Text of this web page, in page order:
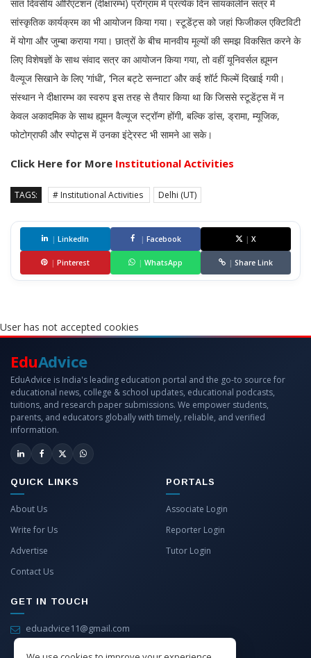
सात दिवसीय ओरिएंटशन (दीक्षारम्भ) प्रोग्राम में प्रत्येक दिन सांयकालीन सत्र में
सांस्कृतिक कार्यक्रम का भी आयोजन किया गया। स्टूडेंट्स को जहां फिजीकल एक्टिविटी
में योगा और जुम्बा कराया गया। छात्रों के बीच मानवीय मूल्यों की समझ विकसित करने के
लिए विशेषज्ञों के साथ संवाद सत्र का आयोजन किया गया, तो वहीं यूनिवर्सल ह्यूमन
वैल्यूज सिखाने के लिए ‘गांधी’, ‘निल बट्टे सन्नाटा’ और कई शॉर्ट फिल्में दिखाई गयी।
संस्थान ने दीक्षारम्भ का स्वरुप इस तरह से तैयार किया था कि जिससे स्टूडेंट्स में न
केवल अकादमिक के साथ ह्यूमन वैल्यूज स्ट्रॉन्ग होंगी, बल्कि डांस, ड्रामा, म्यूजिक,
फोटोग्राफी और स्पोट्र्स में उनका इंटे्रस्ट भी सामने आ सके।
Click Here for More Institutional Activities
TAGS: # Institutional Activities Delhi (UT)
| LinkedIn | Facebook | X
| Pinterest | WhatsApp | Share Link
User has not accepted cookies
EduAdvice
EduAdvice is India's leading education portal and the go-to source for
educational news, college & school updates, educational podcasts,
tuitions, and research paper submissions. We empower students,
parents, and educators globally with timely, reliable, and verified
information.
QUICK LINKS
About Us
Write for Us
Advertise
Contact Us
PORTALS
Associate Login
Reporter Login
Tutor Login
GET IN TOUCH
eduadvice11@gmail.com